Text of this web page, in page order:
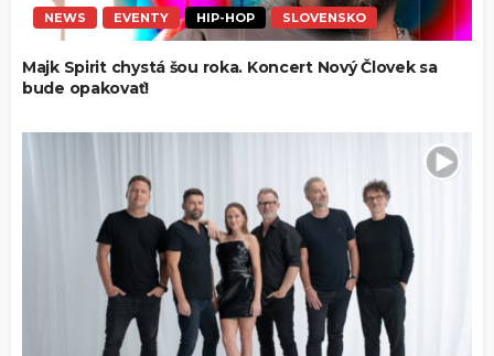
NEWS EVENTY HIP-HOP SLOVENSKO
Majk Spirit chystá šou roka. Koncert Nový Človek sa
bude opakovať!